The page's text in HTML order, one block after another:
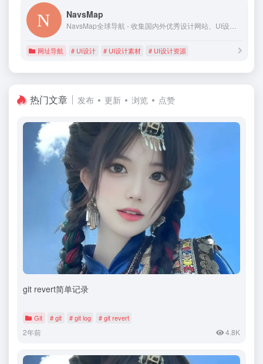
NavsMap
NavsMap全球导航 - 收集国内外优秀设计网站、UI设计资源网站、灵感创意网站、素材资源网站，定时更新分享优质产品设计书签。
网址导航 # UI设计 # UI设计素材 # UI设计资源
热门文章 发布 更新 浏览 点赞
git revert简单记录
Git # git # git log # git revert
2年前 4.8K